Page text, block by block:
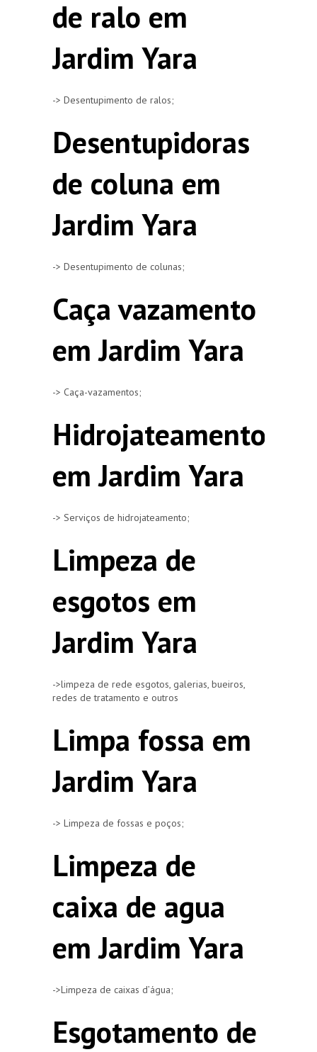
de ralo em
Jardim Yara
-> Desentupimento de ralos;
Desentupidoras
de coluna em
Jardim Yara
-> Desentupimento de colunas;
Caça vazamento
em Jardim Yara
-> Caça-vazamentos;
Hidrojateamento
em Jardim Yara
-> Serviços de hidrojateamento;
Limpeza de
esgotos em
Jardim Yara
->limpeza de rede esgotos, galerias, bueiros,
redes de tratamento e outros
Limpa fossa em
Jardim Yara
-> Limpeza de fossas e poços;
Limpeza de
caixa de agua
em Jardim Yara
->Limpeza de caixas d’água;
Esgotamento de